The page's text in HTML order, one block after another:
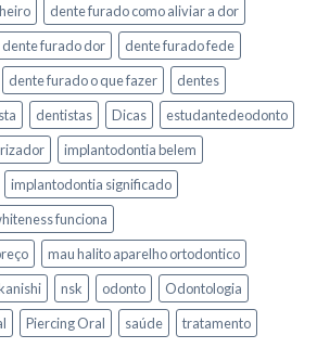
dente furado como aliviar a dor
dente furado dor
dente furado fede
dente furado o que fazer
dentes
dentistas Dicas
estudantedeodonto
implantodontia belem
implantodontia significado
funciona
mau halito aparelho ortodontico
nsk odonto
Odontologia
Piercing Oral saúde tratamento